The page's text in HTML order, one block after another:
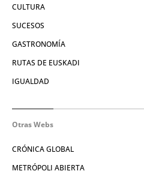
CULTURA
SUCESOS
GASTRONOMÍA
RUTAS DE EUSKADI
IGUALDAD
Otras Webs
CRÓNICA GLOBAL
METRÓPOLI ABIERTA